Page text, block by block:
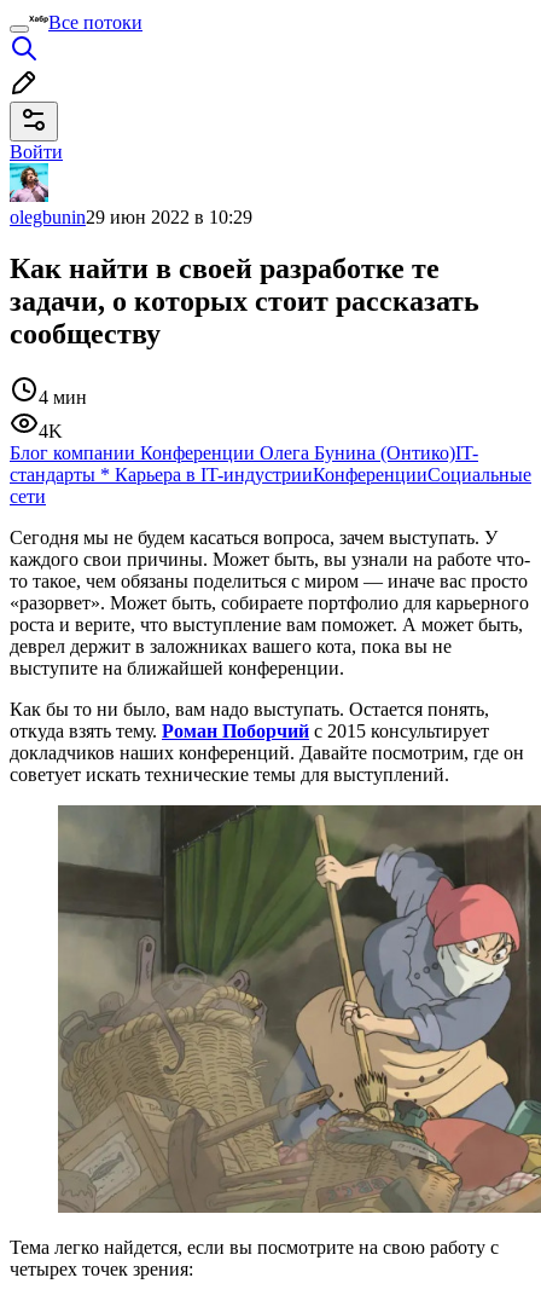
Все потоки
Войти
olegbunin29 июн 2022 в 10:29
Как найти в своей разработке те
задачи, о которых стоит рассказать
сообществу
4 мин
4K
Блог компании Конференции Олега Бунина (Онтико)IT-
стандарты * Карьера в IT-индустрииКонференцииСоциальные
сети
Сегодня мы не будем касаться вопроса, зачем выступать. У
каждого свои причины. Может быть, вы узнали на работе что-
то такое, чем обязаны поделиться с миром — иначе вас просто
«разорвет». Может быть, собираете портфолио для карьерного
роста и верите, что выступление вам поможет. А может быть,
деврел держит в заложниках вашего кота, пока вы не
выступите на ближайшей конференции.
Как бы то ни было, вам надо выступать. Остается понять,
откуда взять тему. Роман Поборчий с 2015 консультирует
докладчиков наших конференций. Давайте посмотрим, где он
советует искать технические темы для выступлений.
Тема легко найдется, если вы посмотрите на свою работу с
четырех точек зрения: